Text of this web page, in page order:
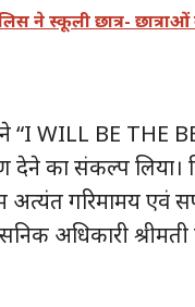
ने स्कूली छात्र-
ने “I WILL BE THE
देने का संकल्प लिया।
अत्यंत गरिमामय एवं
अधिकारी